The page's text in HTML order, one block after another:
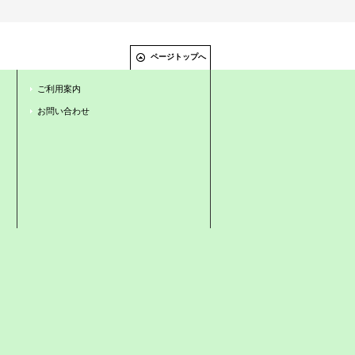
ページトップへ
ご利用案内
お問い合わせ